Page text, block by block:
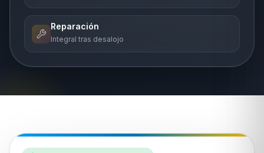
Reparación
Integral tras desalojo